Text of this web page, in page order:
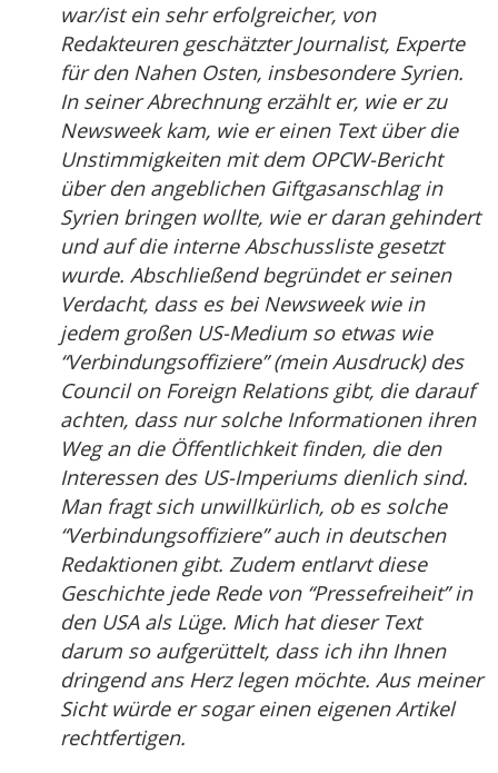
war/ist ein sehr erfolgreicher, von
Redakteuren geschätzter Journalist, Experte
für den Nahen Osten, insbesondere Syrien.
In seiner Abrechnung erzählt er, wie er zu
Newsweek kam, wie er einen Text über die
Unstimmigkeiten mit dem OPCW-Bericht
über den angeblichen Giftgasanschlag in
Syrien bringen wollte, wie er daran gehindert
und auf die interne Abschussliste gesetzt
wurde. Abschließend begründet er seinen
Verdacht, dass es bei Newsweek wie in
jedem großen US-Medium so etwas wie
“Verbindungsoffiziere” (mein Ausdruck) des
Council on Foreign Relations gibt, die darauf
achten, dass nur solche Informationen ihren
Weg an die Öffentlichkeit finden, die den
Interessen des US-Imperiums dienlich sind.
Man fragt sich unwillkürlich, ob es solche
“Verbindungsoffiziere” auch in deutschen
Redaktionen gibt. Zudem entlarvt diese
Geschichte jede Rede von “Pressefreiheit” in
den USA als Lüge. Mich hat dieser Text
darum so aufgerüttelt, dass ich ihn Ihnen
dringend ans Herz legen möchte. Aus meiner
Sicht würde er sogar einen eigenen Artikel
rechtfertigen.